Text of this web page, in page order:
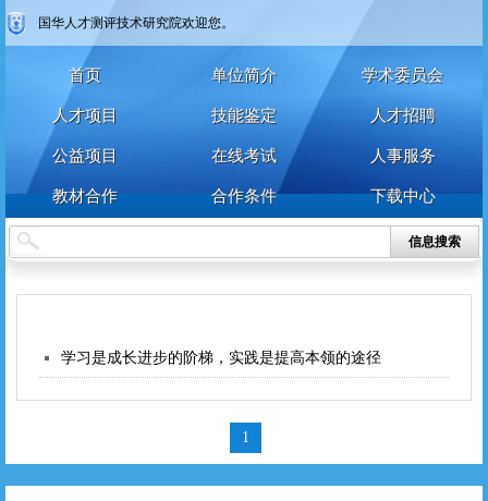
国华人才测评技术研究院欢迎您。
首页 单位简介 学术委员会
人才项目 技能鉴定 人才招聘
公益项目 在线考试 人事服务
教材合作 合作条件 下载中心
信息搜索
学习是成长进步的阶梯，实践是提高本领的途径
1